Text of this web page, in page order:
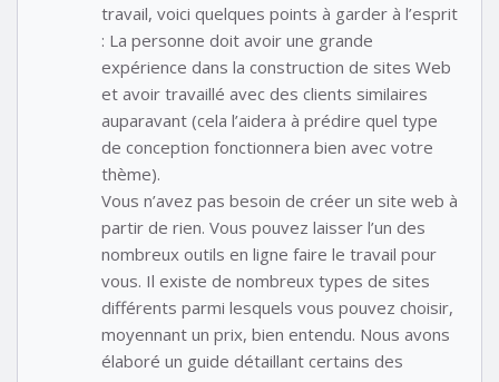
travail, voici quelques points à garder à l’esprit
: La personne doit avoir une grande
expérience dans la construction de sites Web
et avoir travaillé avec des clients similaires
auparavant (cela l’aidera à prédire quel type
de conception fonctionnera bien avec votre
thème).
Vous n’avez pas besoin de créer un site web à
partir de rien. Vous pouvez laisser l’un des
nombreux outils en ligne faire le travail pour
vous. Il existe de nombreux types de sites
différents parmi lesquels vous pouvez choisir,
moyennant un prix, bien entendu. Nous avons
élaboré un guide détaillant certains des